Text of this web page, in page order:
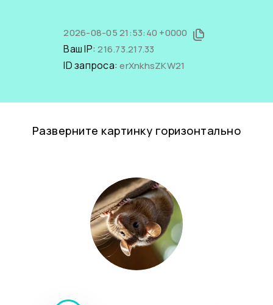
2026-08-05 21:53:40 +0000
Ваш IP:216.73.217.33
ID запроса:erXnkhsZKW21
Разверните картинку горизонтально